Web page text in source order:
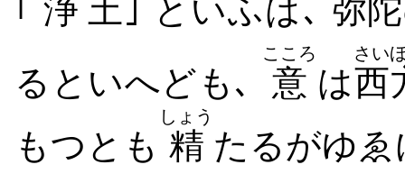
｢ 浄 土 ｣ といふは､ 弥陀
るといへども､
意
こころ
は西
さい
もつとも 精
しょう
たるがゆゑ